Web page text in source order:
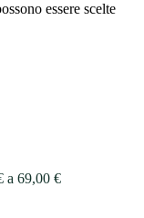
essere scelte
a 69,00 €